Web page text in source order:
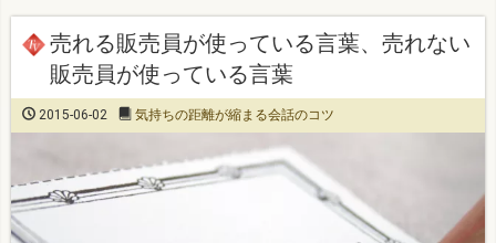
売れる販売員が使っている言葉、売れない
販売員が使っている言葉
2015-06-02 気持ちの距離が縮まる会話のコツ